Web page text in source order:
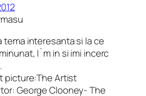
tema interesanta si la ce
I`m in si imi incerc
picture:The Artist
George Clooney- The